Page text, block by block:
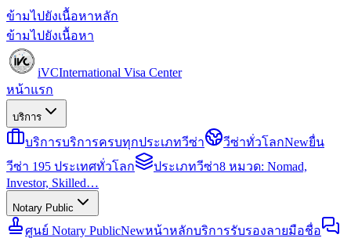
ข้ามไปยังเนื้อหาหลัก
ข้ามไปยังเนื้อหา
iVCInternational Visa Center
หน้าแรก
บริการ
บริการบริการครบทุกประเภทวีซ่า วีซ่าทั่วโลกNewยื่น
วีซ่า 195 ประเทศทั่วโลก
ประเภทวีซ่า8 หมวด: Nomad,
Investor, Skilled…
Notary Public
ศูนย์ Notary PublicNewหน้าหลักบริการรับรองลายมือชื่อ